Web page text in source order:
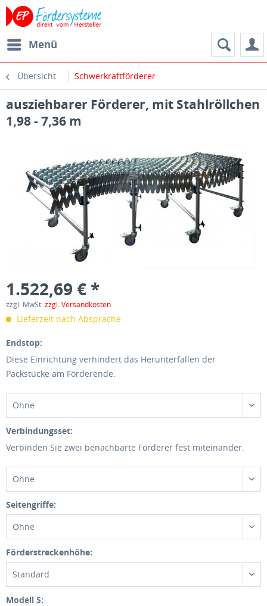
Menü
Übersicht Schwerkraftförderer
ausziehbarer Förderer, mit Stahlröllchen
1,98 - 7,36 m
1.522,69 € *
zzgl. MwSt.zzgl. Versandkosten
Lieferzeit nach Absprache
Endstop:
Diese Einrichtung verhindert das Herunterfallen der
Packstücke am Förderende.
Ohne
Verbindungsset:
Verbinden Sie zwei benachbarte Förderer fest miteinander.
Ohne
Seitengriffe:
Ohne
Förderstreckenhöhe:
Standard
Modell S: